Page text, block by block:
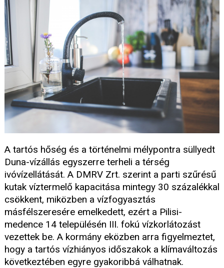
A tartós hőség és a történelmi mélypontra süllyedt
Duna-vízállás egyszerre terheli a térség
ivóvízellátását. A DMRV Zrt. szerint a parti szűrésű
kutak víztermelő kapacitása mintegy 30 százalékkal
csökkent, miközben a vízfogyasztás
másfélszeresére emelkedett, ezért a Pilisi-
medence 14 településén III. fokú vízkorlátozást
vezettek be. A kormány eközben arra figyelmeztet,
hogy a tartós vízhiányos időszakok a klímaváltozás
következtében egyre gyakoribbá válhatnak.